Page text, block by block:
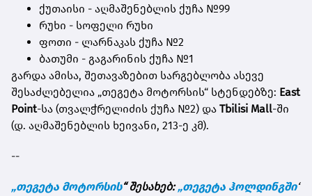
ქუთაისი - აღმაშენებლის ქუჩა №99
რუხი - სოფელი რუხი
ფოთი - ლარნაკას ქუჩა №2
ბათუმი - გაგარინის ქუჩა №1
გარდა ამისა, შეთავაზებით სარგებლობა ასევე
შესაძლებელია „თეგეტა მოტორსის“ სტენდებზე: East
Point-სა (თვალჭრელიძის ქუჩა №2) და Tbilisi Mall-ში
(დ. აღმაშენებლის ხეივანი, 213-ე კმ).
--
„თეგეტა მოტორსის“ შესახებ: „თეგეტა ჰოლდინგში“